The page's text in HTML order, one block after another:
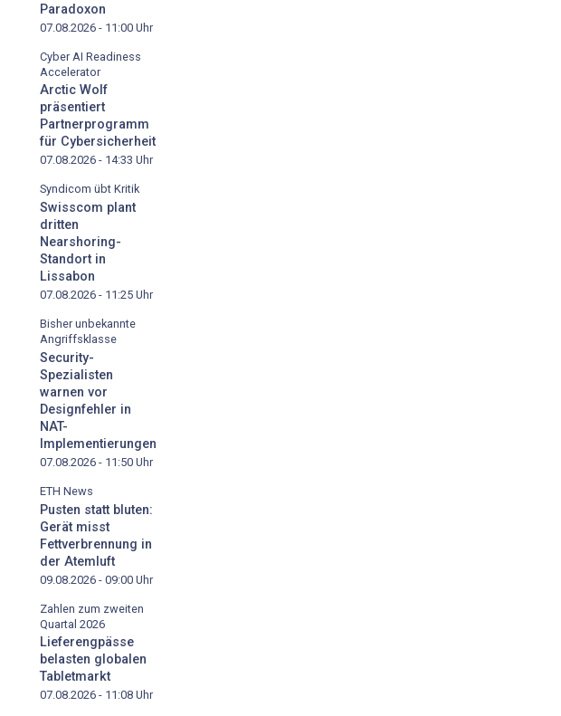
Paradoxon
07.08.2026 - 11:00 Uhr
Cyber AI Readiness
Accelerator
Arctic Wolf
präsentiert
Partnerprogramm
für Cybersicherheit
07.08.2026 - 14:33 Uhr
Syndicom übt Kritik
Swisscom plant
dritten
Nearshoring-
Standort in
Lissabon
07.08.2026 - 11:25 Uhr
Bisher unbekannte
Angriffsklasse
Security-
Spezialisten
warnen vor
Designfehler in
NAT-
Implementierungen
07.08.2026 - 11:50 Uhr
ETH News
Pusten statt bluten:
Gerät misst
Fettverbrennung in
der Atemluft
09.08.2026 - 09:00 Uhr
Zahlen zum zweiten
Quartal 2026
Lieferengpässe
belasten globalen
Tabletmarkt
07.08.2026 - 11:08 Uhr